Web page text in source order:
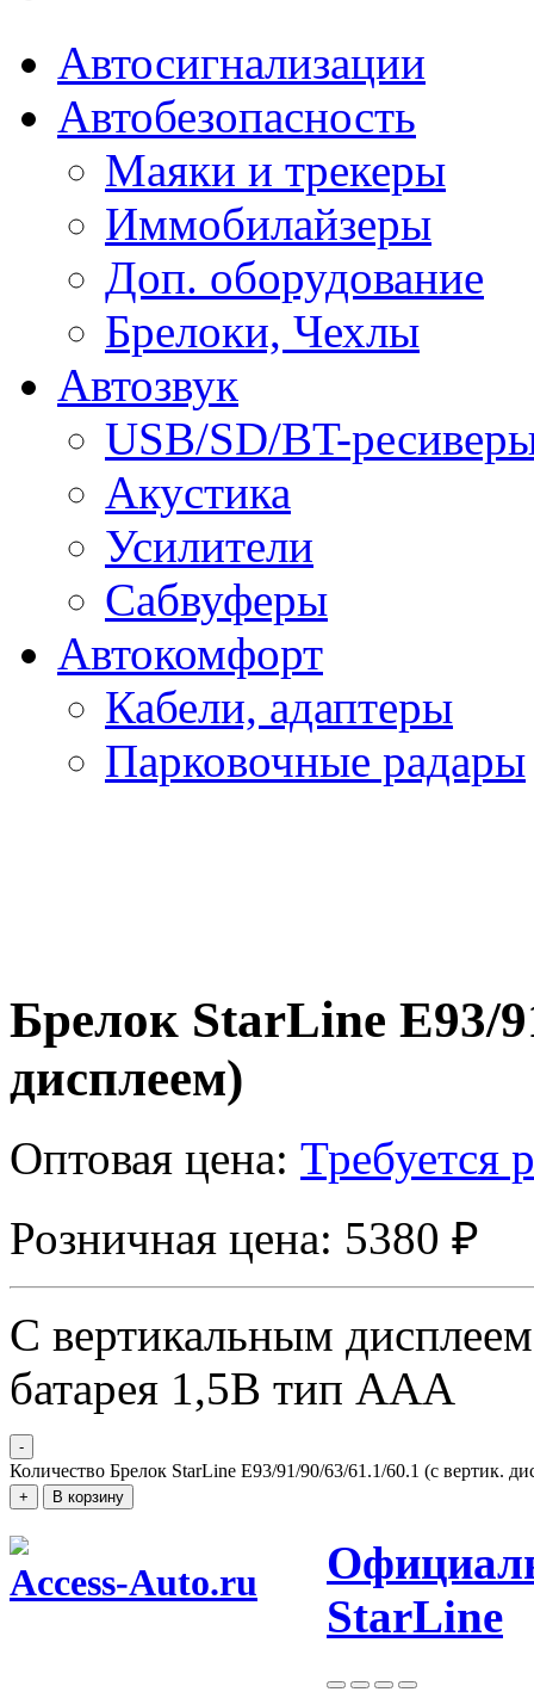
Автосигнализации
Автобезопасность
Маяки и трекеры
Иммобилайзеры
Доп. оборудование
Брелоки, Чехлы
Автозвук
USB/SD/BT-
Акустика
Усилители
Сабвуферы
Автокомфорт
Кабели, адаптеры
Парковочные радары
Брелок StarLine E93/
дисплеем)
Оптовая цена: Требуется
Розничная цена: 5380 ₽
C вертикальным
батарея 1,5В тип ААА
-
Количество Брелок StarLine E93/91/90/63/61.1/60.1 (с вертик.
+ В корзину
Access-Auto.ru
StarLine